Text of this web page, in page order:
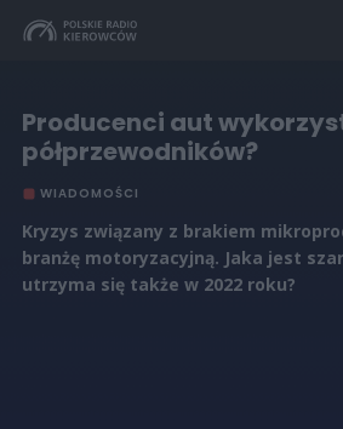
Producenci aut
półprzewodników?
WIADOMOŚCI
Kryzys związany z brakiem
branżę motoryzacyjną. Jaka jest
utrzyma się także w 2022 roku?